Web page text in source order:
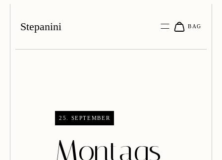
Stepanini
25. SEPTEMBER
Montags